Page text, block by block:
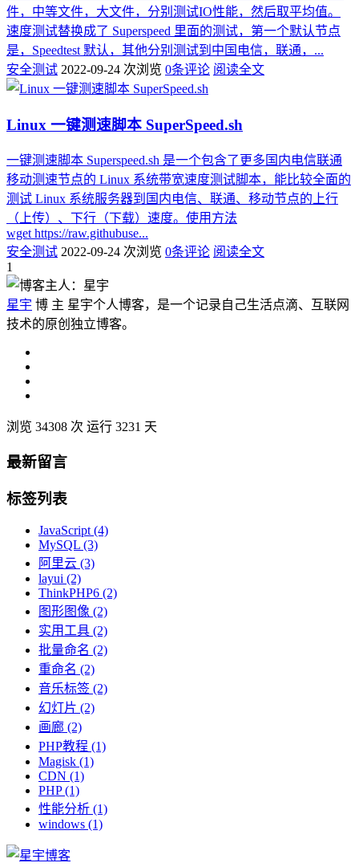
件，中等文件，大文件，分别测试IO性能，然后取平均值。
速度测试替换成了 Superspeed 里面的测试，第一个默认节点
是，Speedtest 默认，其他分别测试到中国电信，联通，...
安全测试 2022-09-24 次浏览 0条评论 阅读全文
Linux 一键测速脚本 SuperSpeed.sh
一键测速脚本 Superspeed.sh 是一个包含了更多国内电信联通
移动测速节点的 Linux 系统带宽速度测试脚本，能比较全面的
测试 Linux 系统服务器到国内电信、联通、移动节点的上行
（上传）、下行（下载）速度。使用方法
wget https://raw.githubuse...
安全测试 2022-09-24 次浏览 0条评论 阅读全文
1
星宇 博 主 星宇个人博客，是一个记录自己生活点滴、互联网
技术的原创独立博客。
浏览 34308 次 运行 3231 天
最新留言
标签列表
JavaScript (4)
MySQL (3)
阿里云 (3)
layui (2)
ThinkPHP6 (2)
图形图像 (2)
实用工具 (2)
批量命名 (2)
重命名 (2)
音乐标签 (2)
幻灯片 (2)
画廊 (2)
PHP教程 (1)
Magisk (1)
CDN (1)
PHP(1)
性能分析 (1)
windows (1)